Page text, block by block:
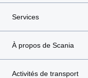
Services
À propos de Scania
Activités de transport